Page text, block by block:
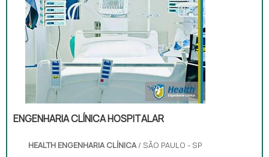
ENGENHARIA CLÍNICA HOSPITALAR
HEALTH ENGENHARIA CLÍNICA / SÃO PAULO - SP